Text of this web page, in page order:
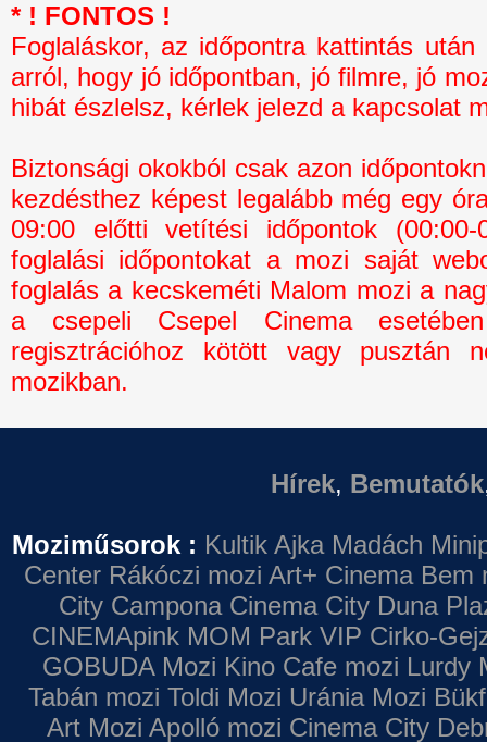
* ! FONTOS !
Foglaláskor, az időpontra kattintás
arról, hogy jó időpontban, jó filmre, jó
hibát észlelsz, kérlek jelezd a kapcsolat
Biztonsági okokból csak azon
kezdésthez képest legalább még egy
09:00 előtti vetítési időpontok
foglalási időpontokat a mozi saját
foglalás a kecskeméti Malom mozi a
a csepeli Csepel Cinema
regisztrációhoz kötött vagy pusztán
mozikban.
Hírek, Bemutatók
Moziműsorok : Kultik Ajka Madách
Center Rákóczi mozi Art+ Cinema Bem
City Campona Cinema City Duna
CINEMApink MOM Park VIP Cirko-
GOBUDA Mozi Kino Cafe mozi Lurdy
Tabán mozi Toldi Mozi Uránia Mozi
Art Mozi Apolló mozi Cinema City